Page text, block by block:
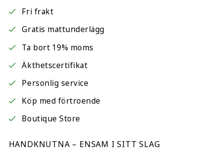
Fri frakt
Gratis mattunderlägg
Ta bort 19% moms
Äkthetscertifikat
Personlig service
Köp med förtroende
Boutique Store
HANDKNUTNA – ENSAM I SITT SLAG